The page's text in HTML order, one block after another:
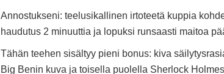
Annostukseni: teelusikallinen irtoteetä kuppia
haudutus 2 minuuttia ja lopuksi runsaasti maitoa
Tähän teehen sisältyy pieni bonus: kiva
Big Benin kuva ja toisella puolella Sherlock